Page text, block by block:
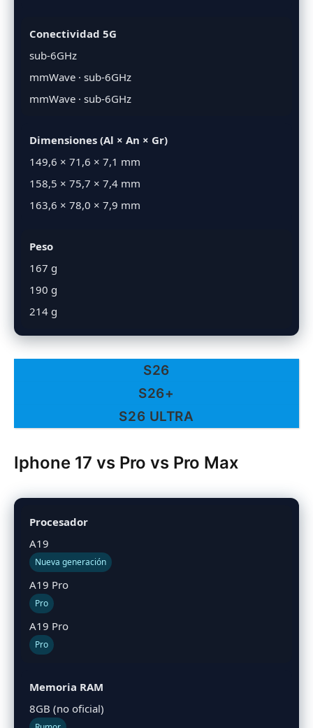
Conectividad 5G
sub-6GHz
mmWave · sub-6GHz
mmWave · sub-6GHz
Dimensiones (Al × An × Gr)
149,6 × 71,6 × 7,1 mm
158,5 × 75,7 × 7,4 mm
163,6 × 78,0 × 7,9 mm
Peso
167 g
190 g
214 g
S26
S26+
S26 ULTRA
Iphone 17 vs Pro vs Pro Max
Procesador
A19
Nueva generación
A19 Pro
Pro
A19 Pro
Pro
Memoria RAM
8GB (no oficial)